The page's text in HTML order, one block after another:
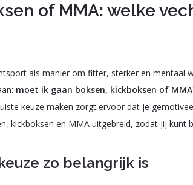
of MMA: welke
als manier om fitter, sterker en mentaal
moet ik gaan boksen, kickboksen of
keuze maken zorgt ervoor dat je
kickboksen en MMA uitgebreid, zodat jij
zo belangrijk is